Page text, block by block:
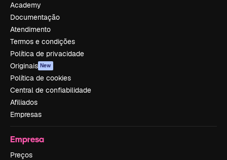
Academy
Documentação
Atendimento
Termos e condições
Política de privacidade
Originais New
Política de cookies
Central de confiabilidade
Afiliados
Empresas
Empresa
Preços